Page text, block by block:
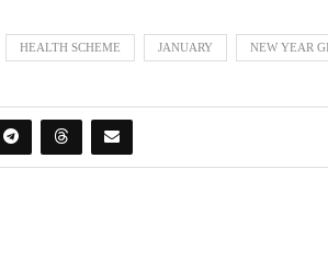
HEALTH SCHEME JANUARY NEW YEAR